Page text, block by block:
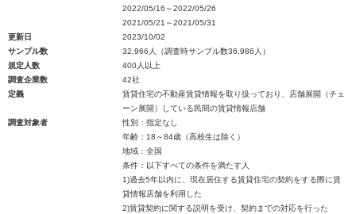
2022/05/16～2022/05/26
2021/05/21～2021/05/31
更新日
2023/10/02
サンプル数
32,966人（調査時サンプル数36,986人）
規定人数
400人以上
調査企業数
42社
定義
賃貸住宅の不動産賃貸情報を取り扱っており、店舗展開（チェ
ーン展開）している民間の賃貸情報店舗
調査対象者
性別：指定なし
年齢：18～84歳（高校生は除く）
地域：全国
条件：以下すべての条件を満たす人
1)過去5年以内に、現在居住する賃貸住宅の契約をする際に賃
貸情報店舗を利用した
2)賃貸契約に関する説明を受け、契約までの対応を行った